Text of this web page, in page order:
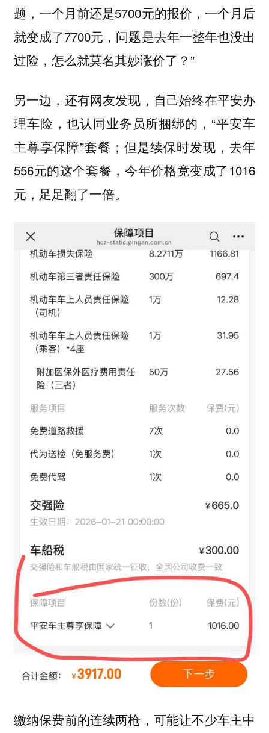
题，一个月前还是5700元的报价，一个月后
就变成了7700元，问题是去年一整年也没出
过险，怎么就莫名其妙涨价了？”
另一边，还有网友发现，自己始终在平安办
理车险，也认同业务员所捆绑的，“平安车
主尊享保障”套餐；但是续保时发现，去年
556元的这个套餐，今年价格竟变成了1016
元，足足翻了一倍。
缴纳保费前的连续两枪，可能让不少车主中